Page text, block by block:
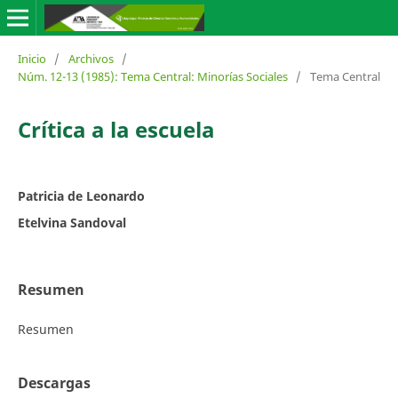
Inicio / Archivos /
Núm. 12-13 (1985): Tema Central: Minorías Sociales / Tema Central
Crítica a la escuela
Patricia de Leonardo
Etelvina Sandoval
Resumen
Resumen
Descargas